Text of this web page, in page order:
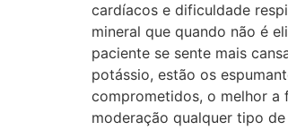
cardíacos e dificuldade
mineral que quando não é
paciente se sente mais
potássio, estão os
comprometidos, o melhor a
moderação qualquer tipo